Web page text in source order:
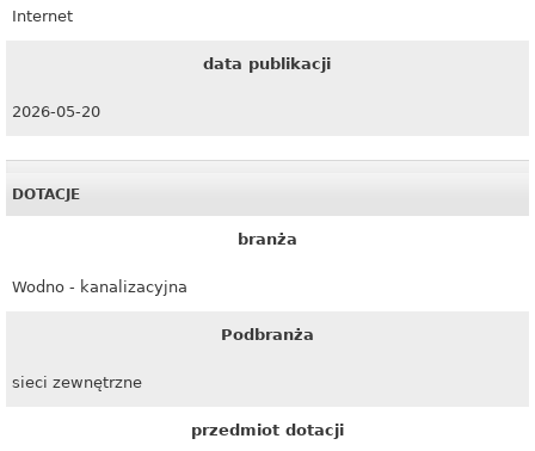
Internet
data publikacji
2026-05-20
DOTACJE
branża
Wodno - kanalizacyjna
Podbranża
sieci zewnętrzne
przedmiot dotacji